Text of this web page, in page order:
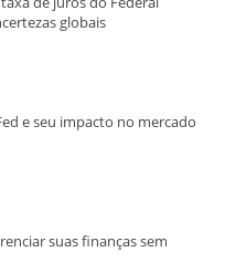
globais
e seu impacto no mercado
suas finanças sem